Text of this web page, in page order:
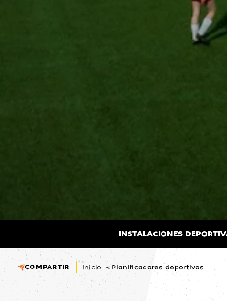
INSTALACIONES
COMPARTIR Inicio Planificadores deportivos